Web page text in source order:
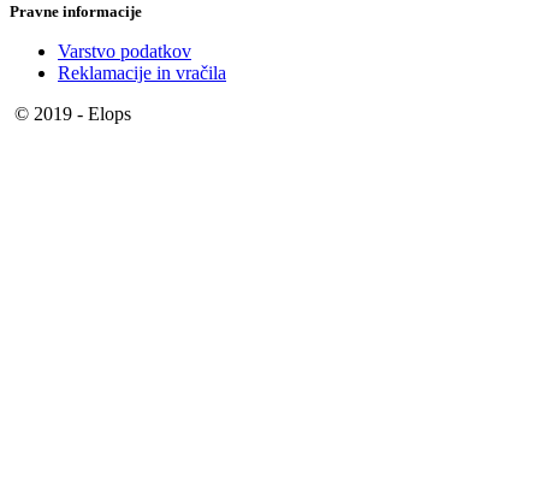
Pravne informacije
Varstvo podatkov
Reklamacije in vračila
© 2019 - Elops